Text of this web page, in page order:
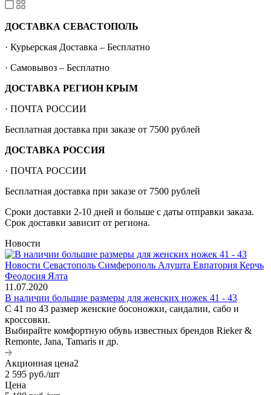
ДОСТАВКА СЕВАСТОПОЛЬ
· Курьерская Доставка – Бесплатно
· Самовывоз – Бесплатно
ДОСТАВКА РЕГИОН КРЫМ
· ПОЧТА РОССИИ
Бесплатная доставка при заказе от 7500 рублей
ДОСТАВКА РОССИЯ
· ПОЧТА РОССИИ
Бесплатная доставка при заказе от 7500 рублей
Сроки доставки 2-10 дней и больше с даты отправки заказа.
Срок доставки зависит от региона.
Новости
11.07.2020
В наличии большие размеры для женских ножек 41 - 43
С 41 по 43 размер женские босоножки, сандалии, сабо и
кроссовки.
Выбирайте комфортную обувь известных брендов Rieker &
Remonte, Jana, Tamaris и др.
Акционная цена2
2 595 руб./шт
Цена